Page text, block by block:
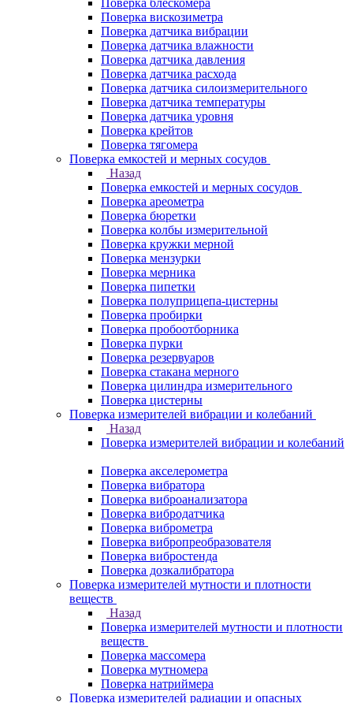
Поверка блескомера
Поверка вискозиметра
Поверка датчика вибрации
Поверка датчика влажности
Поверка датчика давления
Поверка датчика расхода
Поверка датчика силоизмерительного
Поверка датчика температуры
Поверка датчика уровня
Поверка крейтов
Поверка тягомера
Поверка емкостей и мерных сосудов
Назад
Поверка емкостей и мерных сосудов
Поверка ареометра
Поверка бюретки
Поверка колбы измерительной
Поверка кружки мерной
Поверка мензурки
Поверка мерника
Поверка пипетки
Поверка полуприцепа-цистерны
Поверка пробирки
Поверка пробоотборника
Поверка пурки
Поверка резервуаров
Поверка стакана мерного
Поверка цилиндра измерительного
Поверка цистерны
Поверка измерителей вибрации и колебаний
Назад
Поверка измерителей вибрации и колебаний
Поверка акселерометра
Поверка вибратора
Поверка виброанализатора
Поверка вибродатчика
Поверка виброметра
Поверка вибропреобразователя
Поверка вибростенда
Поверка дозкалибратора
Поверка измерителей мутности и плотности
веществ
Назад
Поверка измерителей мутности и плотности
веществ
Поверка массомера
Поверка мутномера
Поверка натриймера
Поверка измерителей радиации и опасных